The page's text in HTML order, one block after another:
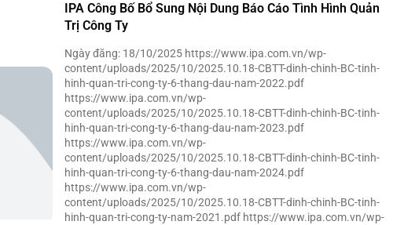
IPA Công Bố Bổ Sung Nội Dung Báo Cáo Tình Hình Quản
Trị Công Ty
Ngày đăng: 18/10/2025 https://www.ipa.com.vn/wp-
content/uploads/2025/10/2025.10.18-CBTT-dinh-chinh-BC-tinh-
hinh-quan-tri-cong-ty-6-thang-dau-nam-2022.pdf
https://www.ipa.com.vn/wp-
content/uploads/2025/10/2025.10.18-CBTT-dinh-chinh-BC-tinh-
hinh-quan-tri-cong-ty-6-thang-dau-nam-2023.pdf
https://www.ipa.com.vn/wp-
content/uploads/2025/10/2025.10.18-CBTT-dinh-chinh-BC-tinh-
hinh-quan-tri-cong-ty-6-thang-dau-nam-2024.pdf
https://www.ipa.com.vn/wp-
content/uploads/2025/10/2025.10.18-CBTT-dinh-chinh-BC-tinh-
hinh-quan-tri-cong-ty-nam-2021.pdf https://www.ipa.com.vn/wp-